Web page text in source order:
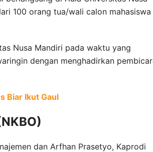
100 orang tua/wali calon mahasiswa
Nusa Mandiri pada waktu yang
dengan menghadirkan
Biar Ikut Gaul
dan Arfhan Prasetyo, Kaprodi